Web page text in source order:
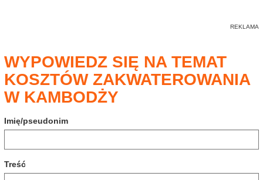
WYPOWIEDZ SIĘ NA TEMAT
KOSZTÓW ZAKWATEROWANIA
W KAMBODŻY
Imię/pseudonim
Treść